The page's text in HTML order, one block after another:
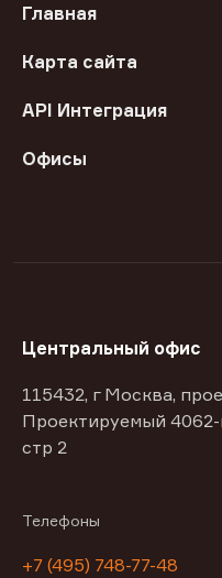
Главная
Карта сайта
API Интеграция
Офисы
Центральный офис
115432, г Москва,
Проектируемый 4062-
стр 2
Телефоны
+7 (495) 748-77-48